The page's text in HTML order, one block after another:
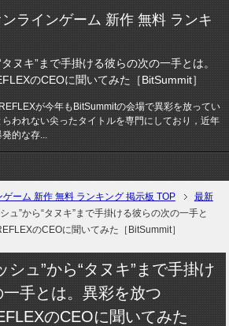
ラインゲーム 新作 無料 ランキ
ヌキ”まで手掛ける彼らの次の一手とは。
のCEOに聞いてみた［BitSummit］
が今年もBitSummitの会場で異彩を放ってい
われない尖ったタイトルを専門にしており，近年
的な存...
ーム 新作 無料 ランキング 掲示板 TOP
最新
ュ”から“タヌキ”まで手掛ける彼らの次の一手と
のCEOに聞いてみた［BitSummit］
シュ”から“タヌキ”まで手掛け
手とは。異彩を放つ
のCEOに聞いてみた